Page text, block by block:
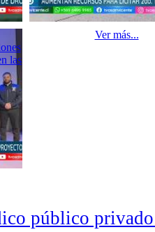
las
Ver más...
público